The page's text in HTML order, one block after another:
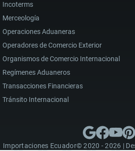
Incoterms
Merceología
Operaciones Aduaneras
Operadores de Comercio Exterior
Organismos de Comercio Internacional
Regímenes Aduaneros
Transacciones Financieras
Tránsito Internacional
Importaciones Ecuador© 2020 - 2026 |